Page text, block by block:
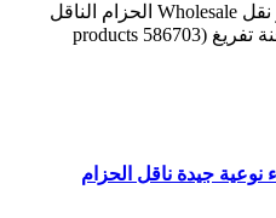
Alibaba مناولة المواد النقل سيور نقل Wholesale الحزام الناقل
لشاحنة تفريغ الحزام الناقل لشاحنة تفريغ (586703 products
جيدة ناقل الحزام